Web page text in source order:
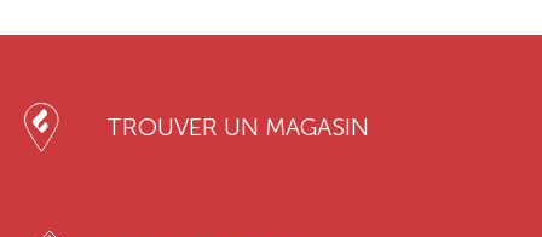
TROUVER UN MAGASIN